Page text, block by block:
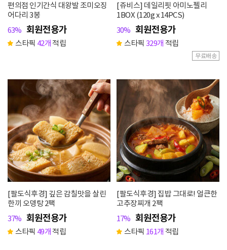
편의점 인기간식 대왕발 조미오징
어다리 3봉
63% 회원전용가
스타픽 42개적립
[쥬비스] 데일리핏 아미노젤리
1BOX (120g x 14PCS)
30% 회원전용가
스타픽 329개 적립
무료배송
[팔도식후경] 깊은 감칠맛을 살린
한끼 오뎅탕 2팩
37% 회원전용가
스타픽 49개적립
[팔도식후경] 집밥 그대로! 얼큰한
고추장찌개 2팩
17% 회원전용가
스타픽 161개 적립